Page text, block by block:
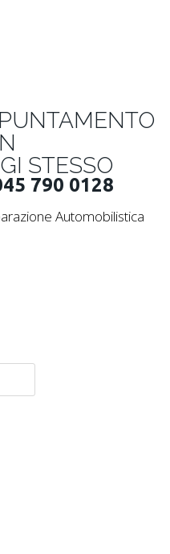
STESSO
790 0128
Automobilistica